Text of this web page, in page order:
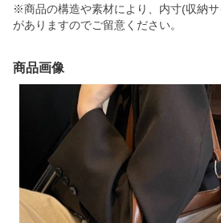
※商品の構造や素材により、内寸(収納
がありますのでご留意ください。
商品画像